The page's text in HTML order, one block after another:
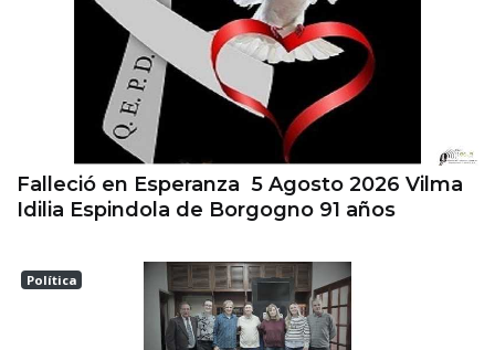
Falleció en Esperanza 5 Agosto 2026 Vilma
Idilia Espindola de Borgogno 91 años
Política